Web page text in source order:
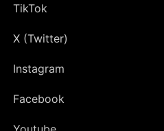
TikTok
X (Twitter)
Instagram
Facebook